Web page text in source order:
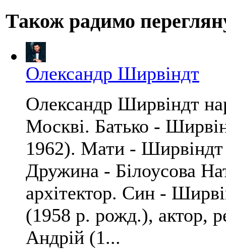
Також радимо
Олександр Ширвіндт
Олександр Ширвіндт
Москві. Батько -
1962). Мати - Ширвіндт
Дружина - Білоусова
архітектор. Син -
(1958 р. рожд.), актор,
Андрій (1...